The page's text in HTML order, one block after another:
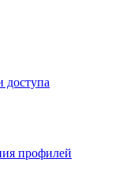
доступа
профилей